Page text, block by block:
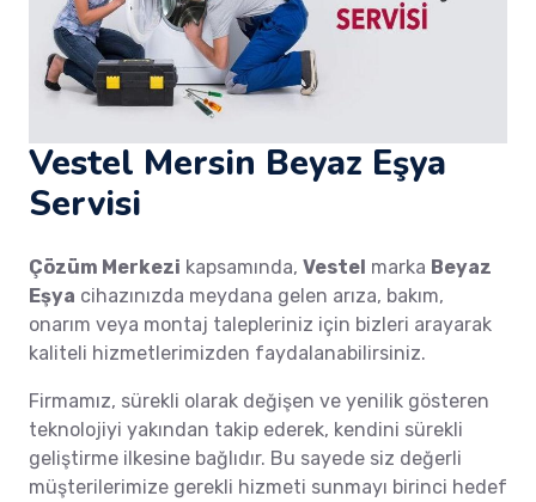
Vestel Mersin Beyaz Eşya
Servisi
Çözüm Merkezi kapsamında, Vestel marka Beyaz
Eşya cihazınızda meydana gelen arıza, bakım,
onarım veya montaj talepleriniz için bizleri arayarak
kaliteli hizmetlerimizden faydalanabilirsiniz.
Firmamız, sürekli olarak değişen ve yenilik gösteren
teknolojiyi yakından takip ederek, kendini sürekli
geliştirme ilkesine bağlıdır. Bu sayede siz değerli
müşterilerimize gerekli hizmeti sunmayı birinci hedef